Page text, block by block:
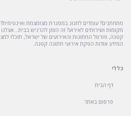
מתחתנים? עומדים לחגוג במסגרת מצומצמת
מקומות ושירותים לאירוע? זה הזמן להרגיש
קטנה, פורטל החתונות והאירועים של ישראל, תוכלו
המידע אודות הפקת אירועי חתונה קטנה.
כללי
דף הבית
פרסום באתר